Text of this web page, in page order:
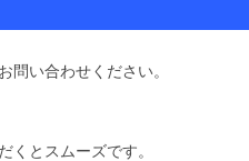
問い合わせください。
くとスムーズです。